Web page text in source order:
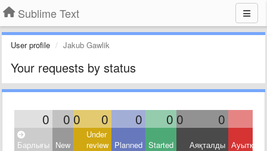
Sublime Text
User profile Jakub Gawlik
Your requests by status
0 0 0 0 0 0 0 0
Барлығы New
Under
review Planned Started Аяқталды